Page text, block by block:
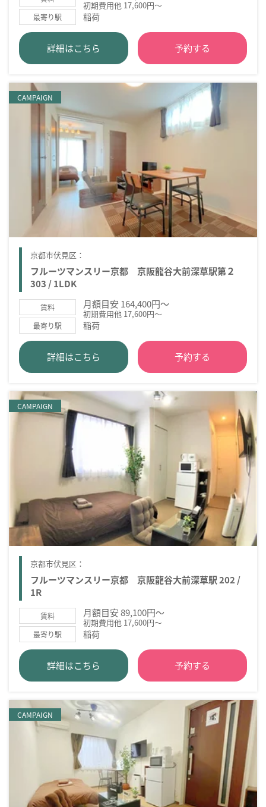
初期費用他 17,600円～
最寄り駅 稲荷
詳細はこちら 予約する
CAMPAIGN
京都市伏見区：
フルーツマンスリー京都 京阪龍谷大前深草駅第２
303 / 1LDK
賃料 月額目安 164,400円～
初期費用他 17,600円～
最寄り駅 稲荷
詳細はこちら 予約する
CAMPAIGN
京都市伏見区：
フルーツマンスリー京都 京阪龍谷大前深草駅 202 /
1R
賃料 月額目安 89,100円～
初期費用他 17,600円～
最寄り駅 稲荷
詳細はこちら 予約する
CAMPAIGN